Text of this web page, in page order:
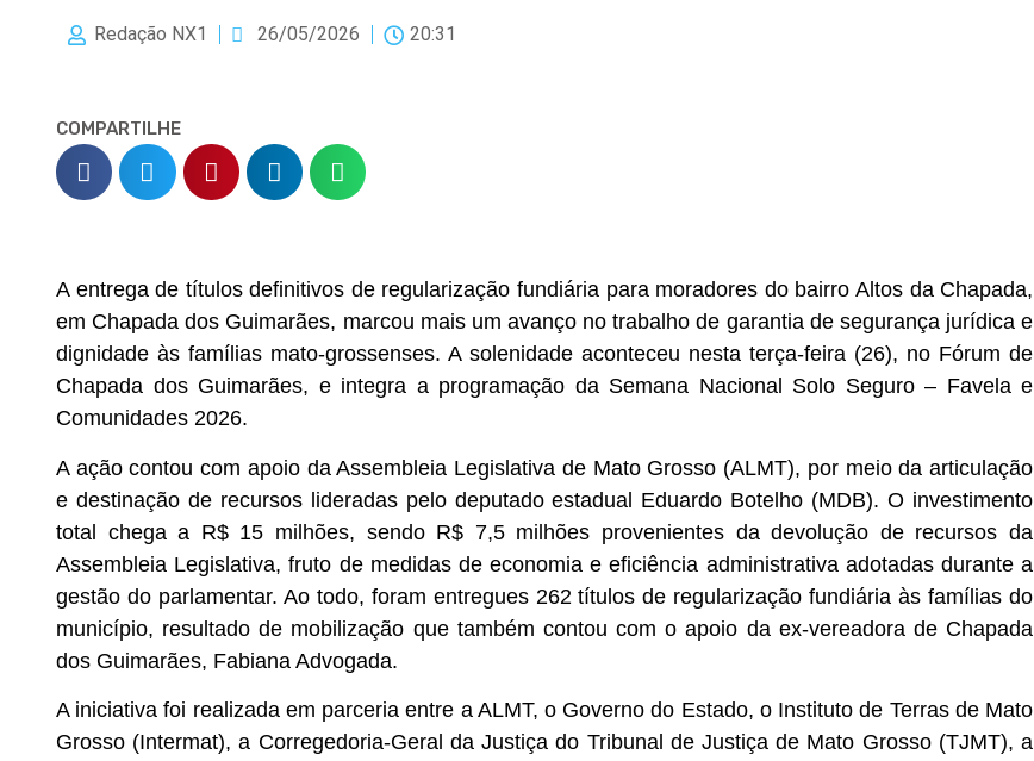
Redação NX1 26/05/2026 20:31
COMPARTILHE
A entrega de títulos definitivos de regularização fundiária para moradores do bairro Altos da Chapada,
em Chapada dos Guimarães, marcou mais um avanço no trabalho de garantia de segurança jurídica e
dignidade às famílias mato-grossenses. A solenidade aconteceu nesta terça-feira (26), no Fórum de
Chapada dos Guimarães, e integra a programação da Semana Nacional Solo Seguro – Favela e
Comunidades 2026.
A ação contou com apoio da Assembleia Legislativa de Mato Grosso (ALMT), por meio da articulação
e destinação de recursos lideradas pelo deputado estadual Eduardo Botelho (MDB). O investimento
total chega a R$ 15 milhões, sendo R$ 7,5 milhões provenientes da devolução de recursos da
Assembleia Legislativa, fruto de medidas de economia e eficiência administrativa adotadas durante a
gestão do parlamentar. Ao todo, foram entregues 262 títulos de regularização fundiária às famílias do
município, resultado de mobilização que também contou com o apoio da ex-vereadora de Chapada
dos Guimarães, Fabiana Advogada.
A iniciativa foi realizada em parceria entre a ALMT, o Governo do Estado, o Instituto de Terras de Mato
Grosso (Intermat), a Corregedoria-Geral da Justiça do Tribunal de Justiça de Mato Grosso (TJMT), a